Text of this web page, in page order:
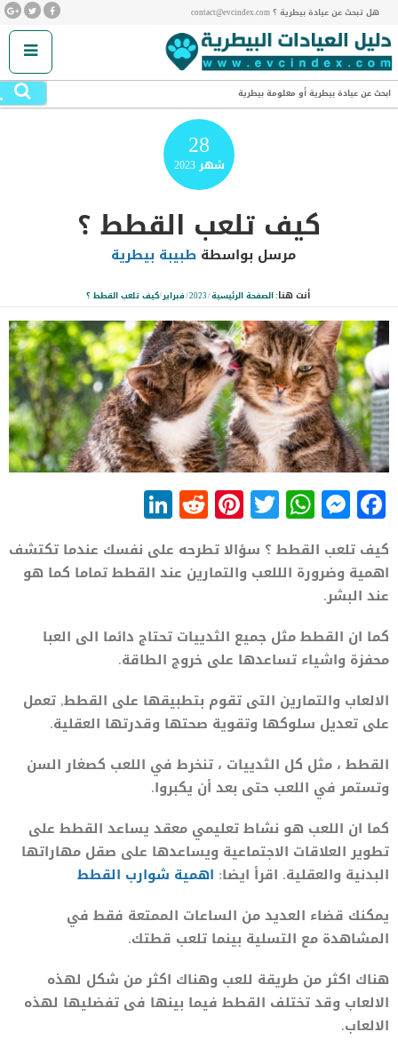
هل تبحث عن عيادة بيطرية ؟ contact@evcindex.com
ابحث عن عيادة بيطرية أو معلومة بيطرية
28
شهر2023
كيف تلعب القطط ؟
مرسل بواسطة طبيبة بيطرية
أنت هنا:الصفحة الرئيسية/
2023
/فبراير/كيف تلعب القطط ؟
Facebook
Messenger
WhatsApp
Twitter
Pinterest
Reddit
كيف تلعب القطط ؟ سؤالا تطرحه على نفسك عندما تكتشف
اهمية وضرورة الللعب والتمارين عند القطط تماما كما هو
عند البشر.
كما ان القطط مثل جميع الثدييات تحتاج دائما الى العبا
محفزة واشياء تساعدها على خروج الطاقة.
الالعاب والتمارين التى تقوم بتطبيقها على القطط, تعمل
على تعديل سلوكها وتقوية صحتها وقدرتها العقلية.
القطط ، مثل كل الثدييات ، تنخرط في اللعب كصغار السن
وتستمر في اللعب حتى بعد أن يكبروا.
كما ان اللعب هو نشاط تعليمي معقد يساعد القطط على
تطوير العلاقات الاجتماعية ويساعدها على صقل مهاراتها
البدنية والعقلية. اقرأ ايضا: اهمية شوارب القطط
يمكنك قضاء العديد من الساعات الممتعة فقط في
المشاهدة مع التسلية بينما تلعب قطتك.
هناك اكثر من طريقة للعب وهناك اكثر من شكل لهذه
الالعاب وقد تختلف القطط فيما بينها فى تفضليها لهذه
الالعاب.